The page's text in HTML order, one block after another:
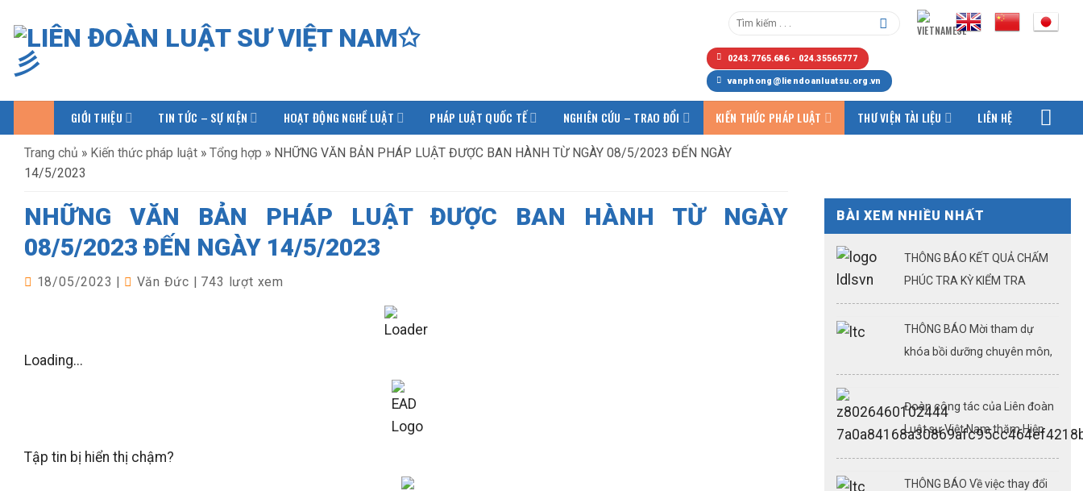
qua
dung
0243.7765.686 - 024.35565777
vanphong@liendoanluatsu.org.vn
GIỚI THIỆU TIN TỨC – SỰ KIỆN HOẠT ĐỘNG NGHỀ LUẬT PHÁP LUẬT QUỐC TẾ NGHIÊN CỨU – TRAO ĐỔI KIẾN THỨC PHÁP LUẬT THƯ VIỆN TÀI LIỆU LIÊN HỆ
Trang chủ » Kiến thức pháp luật » Tổng hợp » NHỮNG VĂN BẢN PHÁP LUẬT ĐƯỢC BAN HÀNH TỪ NGÀY 08/5/2023 ĐẾN NGÀY
14/5/2023
NHỮNG VĂN BẢN PHÁP LUẬT ĐƯỢC BAN HÀNH TỪ NGÀY
08/5/2023 ĐẾN NGÀY 14/5/2023
18/05/2023 Văn Đức 743 lượt xem
Loading...
Tập tin bị hiển thị chậm?
BÀI XEM NHIỀU NHẤT
THÔNG BÁO KẾT QUẢ CHẤM
PHÚC TRA KỲ KIỂM TRA
KQTSHNLS ĐỢT 1.2026
THÔNG BÁO Mời tham dự
khóa bồi dưỡng chuyên môn,
nghiệp vụ luật sư ngày
Đoàn công tác của Liên đoàn
Luật sư Việt Nam thăm Hiệp
số công ty luật tại Thượng Hải
THÔNG BÁO Về việc thay đổi